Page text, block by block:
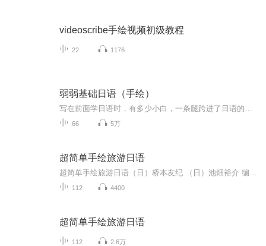
videoscribe手绘视频初级教程
22 1176
弱弱基础日语（手绘）
66 5万
超简单手绘旅游日语
112 4400
超简单手绘旅游日语
112 2.6万